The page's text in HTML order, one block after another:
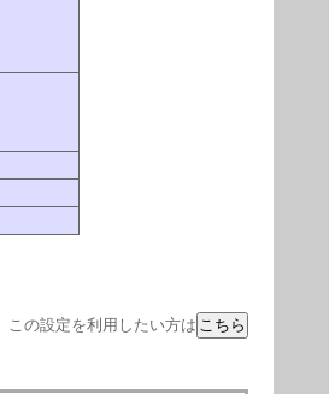
この設定を利用したい方は